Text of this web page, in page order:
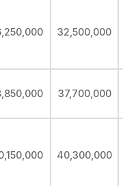
32,500,000
37,700,000
40,300,000